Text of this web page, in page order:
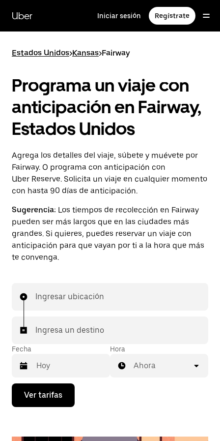
contenido
principal
Uber Iniciar sesión Regístrate
Estados Unidos>Kansas>Fairway
Programa un viaje con
anticipación en Fairway,
Estados Unidos
Agrega los detalles del viaje, súbete y muévete por
Fairway. O programa con anticipación con
Uber Reserve. Solicita un viaje en cualquier momento
con hasta 90 días de anticipación.
Sugerencia: Los tiempos de recolección en Fairway
pueden ser más largos que en las ciudades más
grandes. Si quieres, puedes reservar un viaje con
anticipación para que vayan por ti a la hora que más
te convenga.
Ingresar ubicación
Ingresa un destino
Fecha
Presiona
flecha
Hora
Ahora
Ver tarifas